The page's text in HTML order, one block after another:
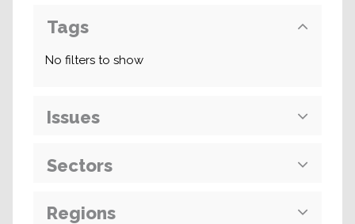
Tags
No filters to show
Issues
Sectors
Regions